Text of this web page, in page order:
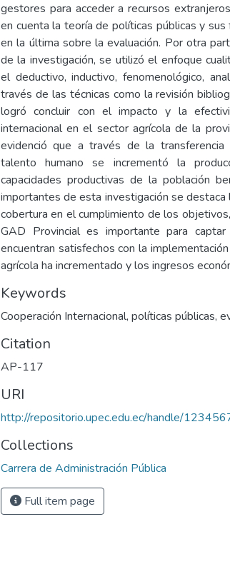
gestores para acceder a recursos
en cuenta la teoría de políticas públicas y
en la última sobre la evaluación. Por otra
de la investigación, se utilizó el enfoque
el deductivo, inductivo, fenomenológico,
través de las técnicas como la revisión
logró concluir con el impacto y la
internacional en el sector agrícola de la
evidenció que a través de la
talento humano se incrementó la
capacidades productivas de la población
importantes de esta investigación se
cobertura en el cumplimiento de los
GAD Provincial es importante para
encuentran satisfechos con la
agrícola ha incrementado y los ingresos
Keywords
Cooperación Internacional, políticas públicas,
Citation
AP-117
URI
http://repositorio.upec.edu.ec/handle/
Collections
Carrera de Administración Pública
Full item page